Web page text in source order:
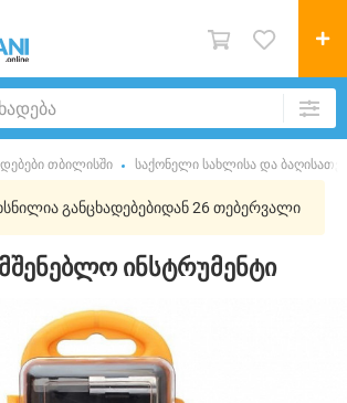
თბილისში საქონელი სახლისა და
განცხადებებიდან 26 თებერვალი
ინსტრუმენტი